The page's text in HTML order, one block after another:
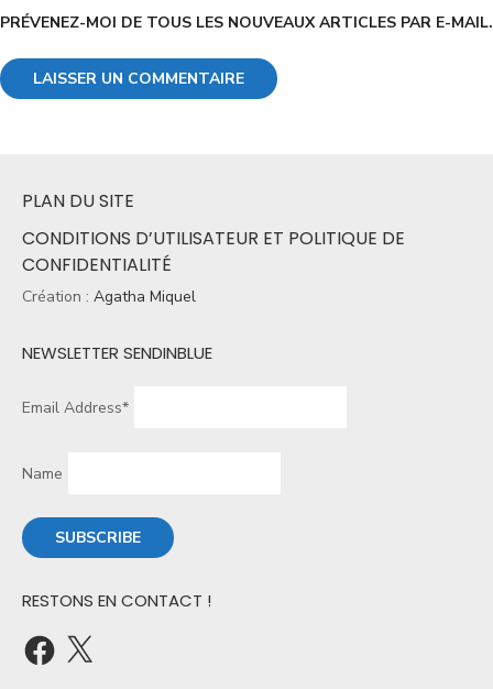
PRÉVENEZ-MOI DE TOUS LES NOUVEAUX ARTICLES PAR E-MAIL.
PLAN DU SITE
CONDITIONS D’UTILISATEUR ET POLITIQUE DE
CONFIDENTIALITÉ
Création : Agatha Miquel
NEWSLETTER SENDINBLUE
Email Address*
Name
RESTONS EN CONTACT !